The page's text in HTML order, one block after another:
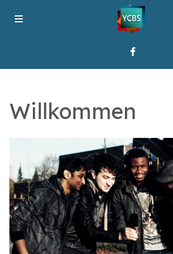
Über YCBS
Media Bridges
Willkommen